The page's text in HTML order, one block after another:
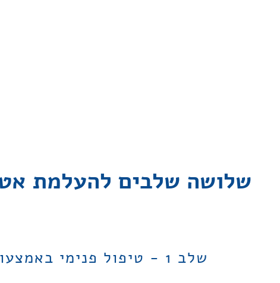
שלושה שלבים להעלמת
שלב 1 - טיפול פנימי באמצעות תוספי תזונה